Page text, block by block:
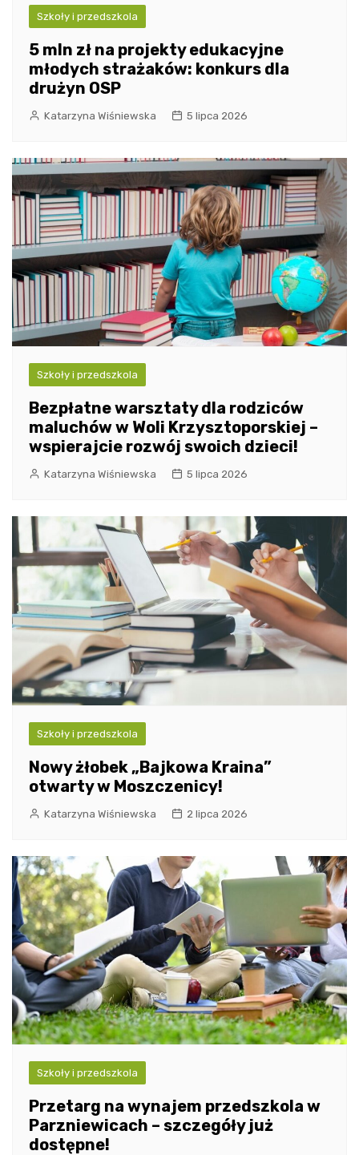
Szkoły i przedszkola
5 mln zł na projekty edukacyjne
młodych strażaków: konkurs dla
drużyn OSP
Katarzyna Wiśniewska 5 lipca 2026
Szkoły i przedszkola
Bezpłatne warsztaty dla rodziców
maluchów w Woli Krzysztoporskiej –
wspierajcie rozwój swoich dzieci!
Katarzyna Wiśniewska 5 lipca 2026
Szkoły i przedszkola
Nowy żłobek „Bajkowa Kraina”
otwarty w Moszczenicy!
Katarzyna Wiśniewska 2 lipca 2026
Szkoły i przedszkola
Przetarg na wynajem przedszkola w
Parzniewicach – szczegóły już
dostępne!